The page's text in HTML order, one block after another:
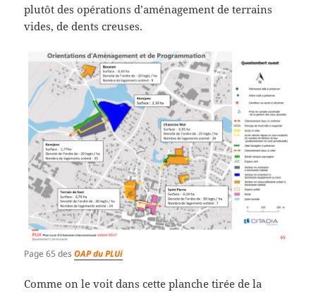
plutôt des opérations d’aménagement de terrains
vides, de dents creuses.
Page 65 desOAP du PLUi
Comme on le voit dans cette planche tirée de la